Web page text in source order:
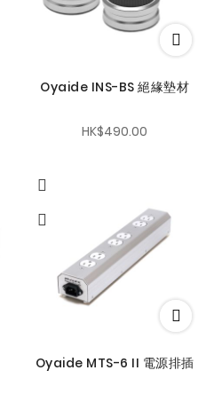
Oyaide INS-BS 絕緣墊材
HK$490.00
Oyaide MTS-6 II 電源排插